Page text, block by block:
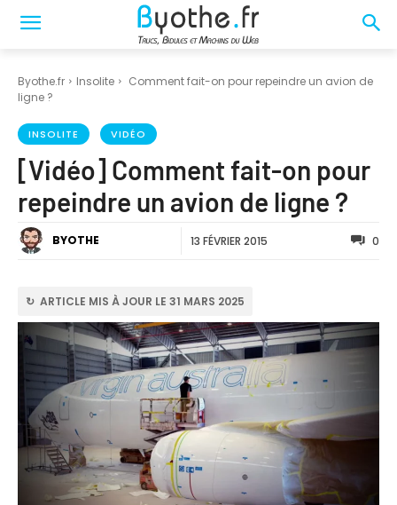
Byothe.fr Insolite
Comment fait-on pour repeindre un avion de
ligne ?
INSOLITE VIDÉO
[Vidéo] Comment fait-on pour
repeindre un avion de ligne ?
BYOTHE 13 FÉVRIER 2015 0
↻ ARTICLE MIS À JOUR LE 31 MARS 2025